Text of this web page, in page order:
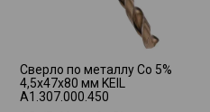
Сверло по металлу Co 5%
4,5х47х80 мм KEIL
A1.307.000.450